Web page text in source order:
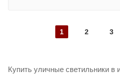
1 2 3
Купить уличные светильники в